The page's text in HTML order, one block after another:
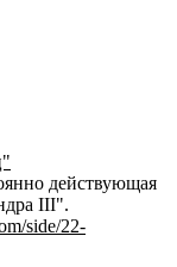
действующая
III".
side/22-